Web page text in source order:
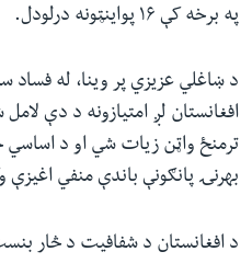
په برخه کې ۱۶ پواینټونه درلودل.
د ښاغلي عزیزي پر وینا، له فساد
افغانستان لږ امتیازونه د دې
ترمنځ واټن زیات شي او د اساسي
بهرنۍ پانګونې باندې منفي اغیزې
د افغانستان د شفافیت د څار